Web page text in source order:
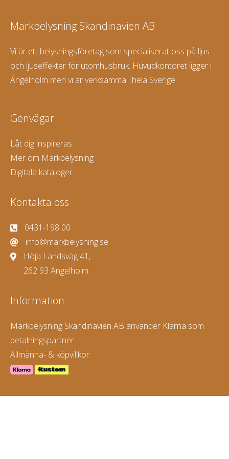
Markbelysning Skandinavien AB
Vi är ett belysningsföretag som specialiserat oss på ljus
och ljuseffekter för utomhusbruk. Huvudkontoret ligger i
Ängelholm men vi är verksamma i hela Sverige.
Genvägar
Låt dig inspireras
Mer om Markbelysning
Digitala kataloger
Kontakta oss
0431-198 00
info@markbelysning.se
Höja Landsväg 41,
262 93 Ängelholm
Information
Markbelysning Skandinavien AB använder Klarna som
betalningspartner.
Allmänna- & köpvillkor